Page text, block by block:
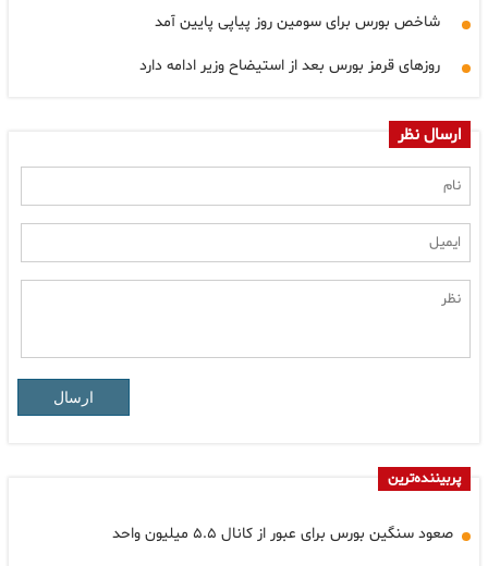
شاخص بورس برای سومین روز پیاپی پایین آمد
روزهای قرمز بورس بعد از استیضاح وزیر ادامه دارد
ارسال نظر
ارسال
پربیننده‌ترین
صعود سنگین بورس برای عبور از کانال ۵.۵ میلیون واحد